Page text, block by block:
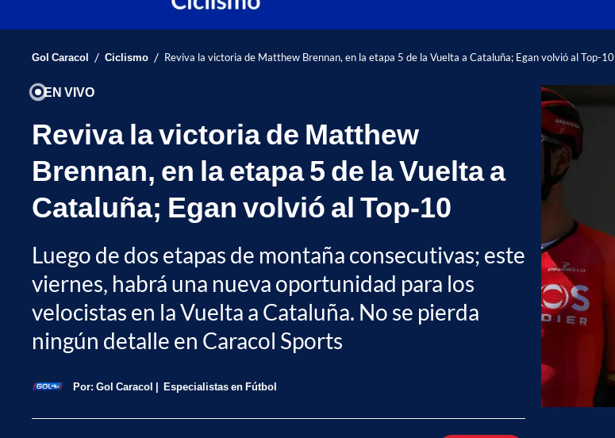
Gol Caracol / Ciclismo / Reviva la victoria de Matthew Brennan, en la etapa 5 de la Vuelta a Cataluña; Egan volvió al Top-10
EN VIVO
Reviva la victoria de Matthew
Brennan, en la etapa 5 de la Vuelta a
Cataluña; Egan volvió al Top-10
Luego de dos etapas de montaña consecutivas; este
viernes, habrá una nueva oportunidad para los
velocistas en la Vuelta a Cataluña. No se pierda
ningún detalle en Caracol Sports
Por: Gol Caracol Especialistas en Fútbol